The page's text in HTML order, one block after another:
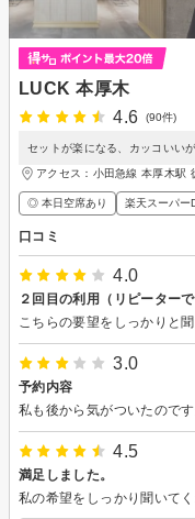
LUCK 本厚木
4.6
(90件)
セットが楽になる、カッコいい
アクセス：小田急線 本厚木駅
◎ 本日空席あり 楽天スーパー
口コミ
4.0
２回目の利用（リピーターで
3.0
予約内容
4.5
満足しました。